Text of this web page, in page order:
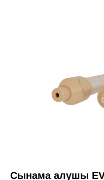
Сынама алушы